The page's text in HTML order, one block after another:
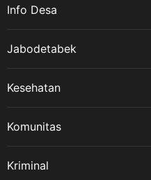
Info Desa
Jabodetabek
Kesehatan
Komunitas
Kriminal